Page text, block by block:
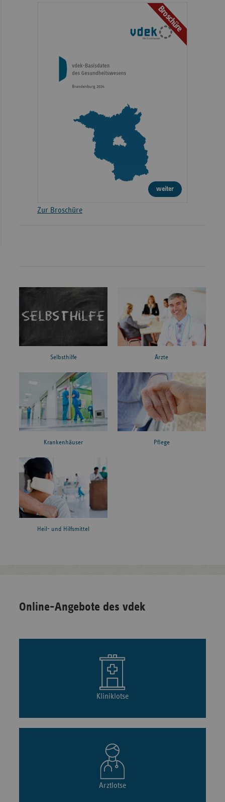
Broschüre
weiter
Zur Broschüre
Selbsthilfe Ärzte
Krankenhäuser Pflege
Heil- und Hilfsmittel
Online-Angebote des vdek
Kliniklotse
Arztlotse